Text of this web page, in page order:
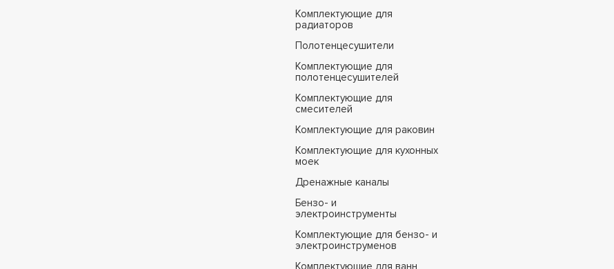
Комплектующие для
радиаторов
Полотенцесушители
Комплектующие для
полотенцесушителей
Комплектующие для
смесителей
Комплектующие для раковин
Комплектующие для кухонных
моек
Дренажные каналы
Бензо- и
электроинструменты
Комплектующие для бензо- и
электроинструменов
Комплектующие для ванн